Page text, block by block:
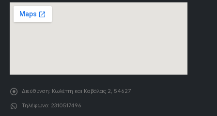
Διεύθυνση: Κωλέττη και Καβάλας 2, 54627
Τηλέφωνο: 2310517496